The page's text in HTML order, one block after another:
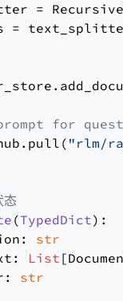
=
for
"rlm/
态
(TypedDict):
str
List
str